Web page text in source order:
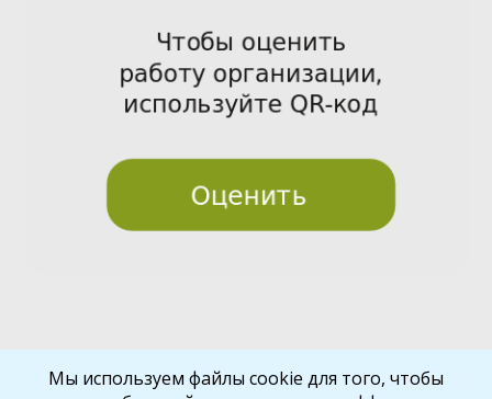
Мы используем файлы cookie для того, чтобы